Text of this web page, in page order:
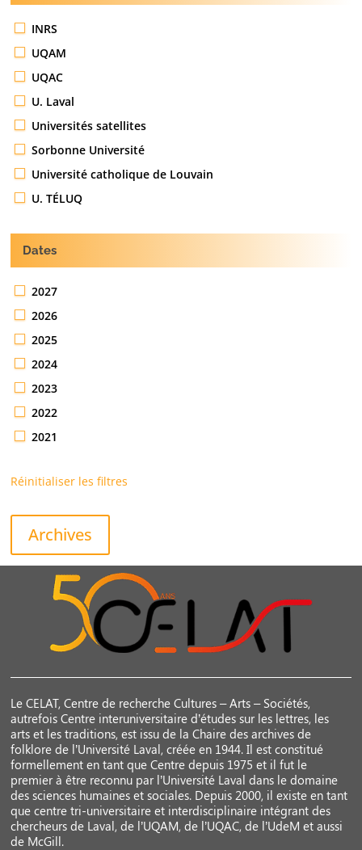
INRS
UQAM
UQAC
U. Laval
Universités satellites
Sorbonne Université
Université catholique de Louvain
U. TÉLUQ
Dates
2027
2026
2025
2024
2023
2022
2021
Réinitialiser les filtres
Archives
Le CELAT, Centre de recherche Cultures – Arts – Sociétés,
autrefois Centre interuniversitaire d’études sur les lettres, les
arts et les traditions, est issu de la Chaire des archives de
folklore de l’Université Laval, créée en 1944. Il est constitué
formellement en tant que Centre depuis 1975 et il fut le
premier à être reconnu par l’Université Laval dans le domaine
des sciences humaines et sociales. Depuis 2000, il existe en tant
que centre tri-universitaire et interdisciplinaire intégrant des
chercheurs de Laval, de l’UQAM, de l’UQAC, de l’UdeM et aussi
de McGill.